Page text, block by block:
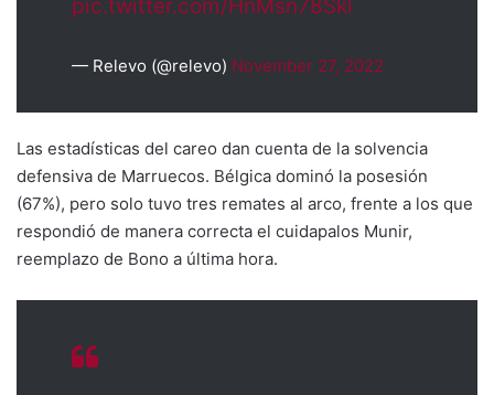
pic.twitter.com/HnMsn78Skl
— Relevo (@relevo) November 27, 2022
Las estadísticas del careo dan cuenta de la solvencia
defensiva de Marruecos. Bélgica dominó la posesión
(67%), pero solo tuvo tres remates al arco, frente a los que
respondió de manera correcta el cuidapalos Munir,
reemplazo de Bono a última hora.